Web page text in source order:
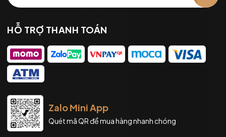
HỖ TRỢ THANH TOÁN
Zalo Mini App
Quét mã QR để mua hàng nhanh chóng